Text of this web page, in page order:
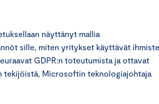
näyttänyt mallia
sille, miten yritykset käyttävät
GDPR:n toteutumista ja ottavat
tekijöistä, Microsoftin teknologiajohtaja